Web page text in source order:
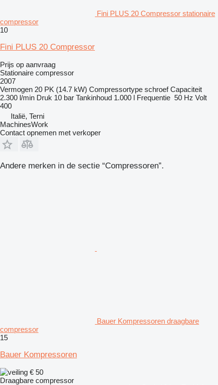
Fini PLUS 20 Compressor stationaire
compressor
10
Fini PLUS 20 Compressor
Prijs op aanvraag
Stationaire compressor
2007
Vermogen 20 PK (14.7 kW) Compressortype schroef Capaciteit
2.300 l/min Druk 10 bar Tankinhoud 1.000 l Frequentie 50 Hz Volt
400
Italië, Terni
MachinesWork
Contact opnemen met verkoper
Andere merken in de sectie “Compressoren”.
Bauer Kompressoren draagbare
compressor
15
Bauer Kompressoren
€ 50
Draagbare compressor